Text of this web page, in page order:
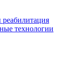
технологии